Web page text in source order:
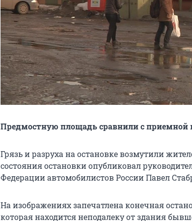
Предмостную площадь сравнили с приемной
Грязь и разруха на остановке возмутили
состояния остановки опубликовал
Федерации автомобилистов России Павел
На изображениях запечатлена конечная
которая находится неподалеку от здания